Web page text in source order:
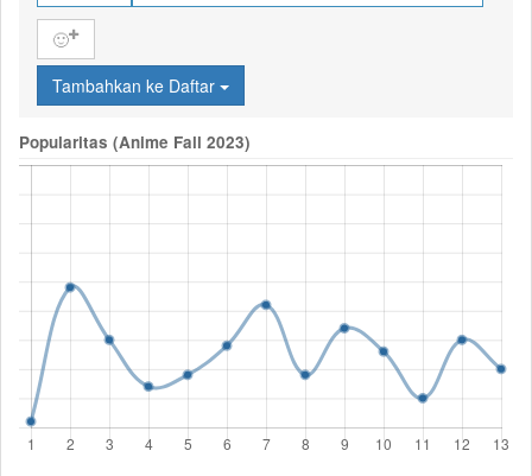
🙂
Tambahkan ke Daftar
Popularitas (Anime Fall 2023)